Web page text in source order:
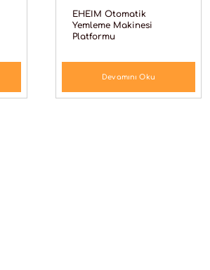
EHEIM Otomatik
Yemleme Makinesi
Platformu
Devamını Oku